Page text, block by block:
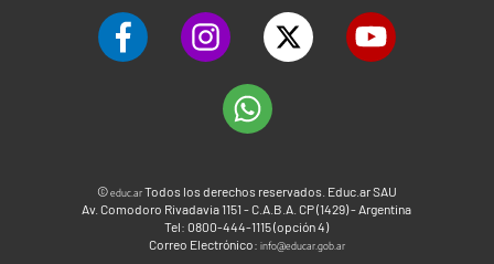
©educ.arTodos los derechos reservados. Educ.ar SAU
Av. Comodoro Rivadavia 1151 - C.A.B.A. CP (1429) - Argentina
Tel: 0800-444-1115 (opción 4)
Correo Electrónico: info@educar.gob.ar